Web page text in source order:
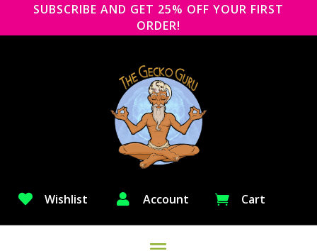
SUBSCRIBE AND GET 25% OFF YOUR FIRST
ORDER!
 Wishlist  Account  Cart